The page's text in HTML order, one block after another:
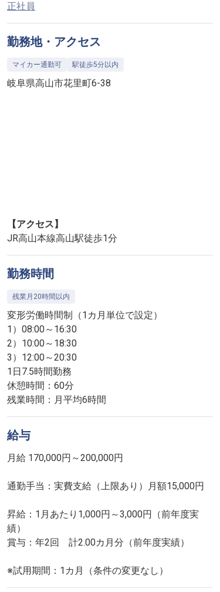
正社員
勤務地・アクセス
マイカー通勤可 駅徒歩5分以内
岐阜県高山市花里町6-38
【アクセス】
JR高山本線高山駅徒歩1分
勤務時間
残業月20時間以内
変形労働時間制（1カ月単位で設定）
1）08:00～16:30
2）10:00～18:30
3）12:00～20:30
1日7.5時間勤務
休憩時間：60分
残業時間：月平均6時間
給与
月給 170,000円～200,000円
通勤手当：実費支給（上限あり）月額15,000円
昇給：1月あたり1,000円～3,000円（前年度実
績）
賞与：年2回 計2.00カ月分（前年度実績）
※試用期間：1カ月（条件の変更なし）